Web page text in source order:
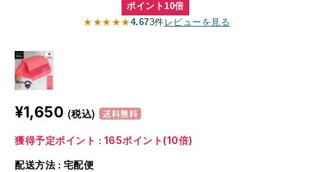
ポイント10倍
★★★★★4.673件 レビューを見る
¥1,650 (税込) 送料無料
獲得予定ポイント : 165ポイント(10倍)
配送方法 : 宅配便